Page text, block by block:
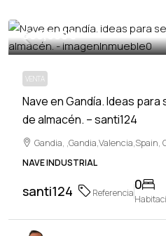
680,000€
VENTA
Nave en Gandía. Ideas
de almacén. – santi124
Gandia, ,Gandia,Valencia,Spain,
NAVE INDUSTRIAL
santi124 Referencia
0